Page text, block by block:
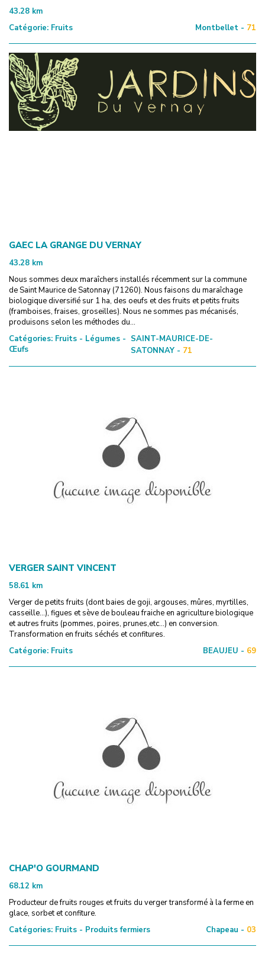
43.28 km
Catégorie: Fruits Montbellet - 71
GAEC LA GRANGE DU VERNAY
43.28 km
Nous sommes deux maraîchers installés récemment sur la commune
de Saint Maurice de Satonnay (71260). Nous faisons du maraîchage
biologique diversifié sur 1 ha, des oeufs et des fruits et petits fruits
(framboises, fraises, groseilles). Nous ne sommes pas mécanisés,
produisons selon les méthodes du...
Catégories: Fruits - Légumes -
Œufs
SAINT-MAURICE-DE-
SATONNAY - 71
VERGER SAINT VINCENT
58.61 km
Verger de petits fruits (dont baies de goji, argouses, mûres, myrtilles,
casseille...), figues et sève de bouleau fraiche en agriculture biologique
et autres fruits (pommes, poires, prunes,etc...) en conversion.
Transformation en fruits séchés et confitures.
Catégorie: Fruits BEAUJEU - 69
CHAP'O GOURMAND
68.12 km
Producteur de fruits rouges et fruits du verger transformé à la ferme en
glace, sorbet et confiture.
Catégories: Fruits - Produits fermiers Chapeau - 03